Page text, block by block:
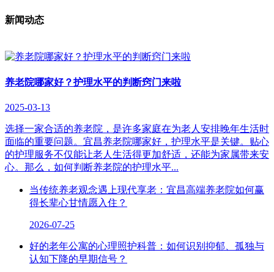
新闻动态
养老院哪家好？护理水平的判断窍门来啦
2025-03-13
选择一家合适的养老院，是许多家庭在为老人安排晚年生活时
面临的重要问题。宜昌养老院哪家好，护理水平是关键。贴心
的护理服务不仅能让老人生活得更加舒适，还能为家属带来安
心。那么，如何判断养老院的护理水平...
当传统养老观念遇上现代享老：宜昌高端养老院如何赢
得长辈心甘情愿入住？
2026-07-25
好的老年公寓的心理照护科普：如何识别抑郁、孤独与
认知下降的早期信号？